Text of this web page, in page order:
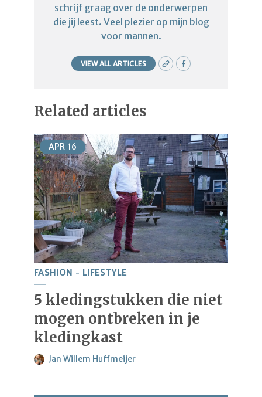
schrijf graag over de onderwerpen
die jij leest. Veel plezier op mijn blog
voor mannen.
VIEW ALL ARTICLES
Related articles
APR 16
FASHION LIFESTYLE
5 kledingstukken die niet
mogen ontbreken in je
kledingkast
Jan Willem Huffmeijer